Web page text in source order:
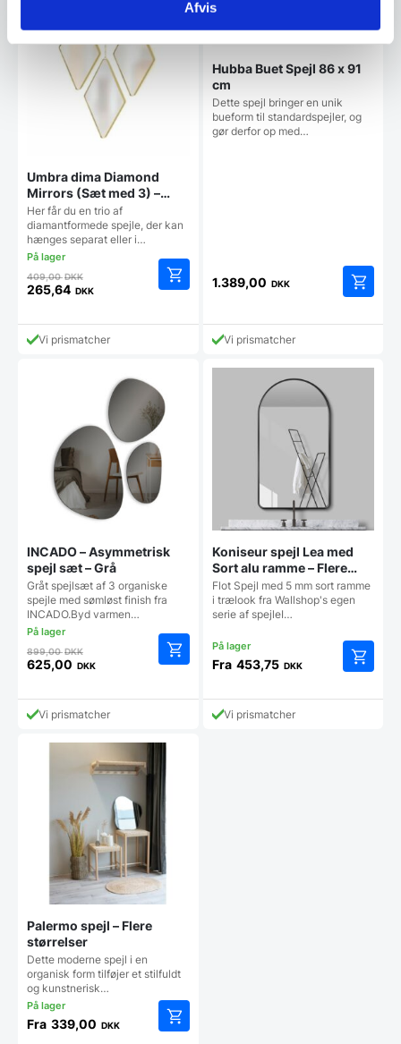
Afvis
Umbra dima Diamond
Mirrors (Sæt med 3) –
Messing
Her får du en trio af
diamantformede spejle, der kan
hænges separat eller i…
409,00DKKDen
oprindelige
var:
409,00 DKK.
265,64 DKK
aktuelle
prisVi prismatcher
Hubba Buet Spejl 86 x 91
cm
Dette spejl bringer en unik
bueform til standardspejler, og
gør derfor op med…
1.389,00 DKK
Vi prismatcher
INCADO – Asymmetrisk
spejl sæt – Grå
Gråt spejlsæt af 3 organiske
spejle med sømløst finish fra
INCADO.Byd varmen…
899,00DKKDen
oprindelige
var:
899,00 DKK.
625,00 DKK
aktuelle
pris
625,00 DKK.
Vi prismatcher
Koniseur spejl Lea med
Sort alu ramme – Flere
størrelser
Flot Spejl med 5 mm sort ramme
i trælook fra Wallshop's egen
serie af spejleI…
Fra 453,75 DKK
vare
Vi prismatcher
Palermo spejl – Flere
størrelser
Dette moderne spejl i en
organisk form tilføjer et stilfuldt
og kunstnerisk…
Fra 339,00 DKK